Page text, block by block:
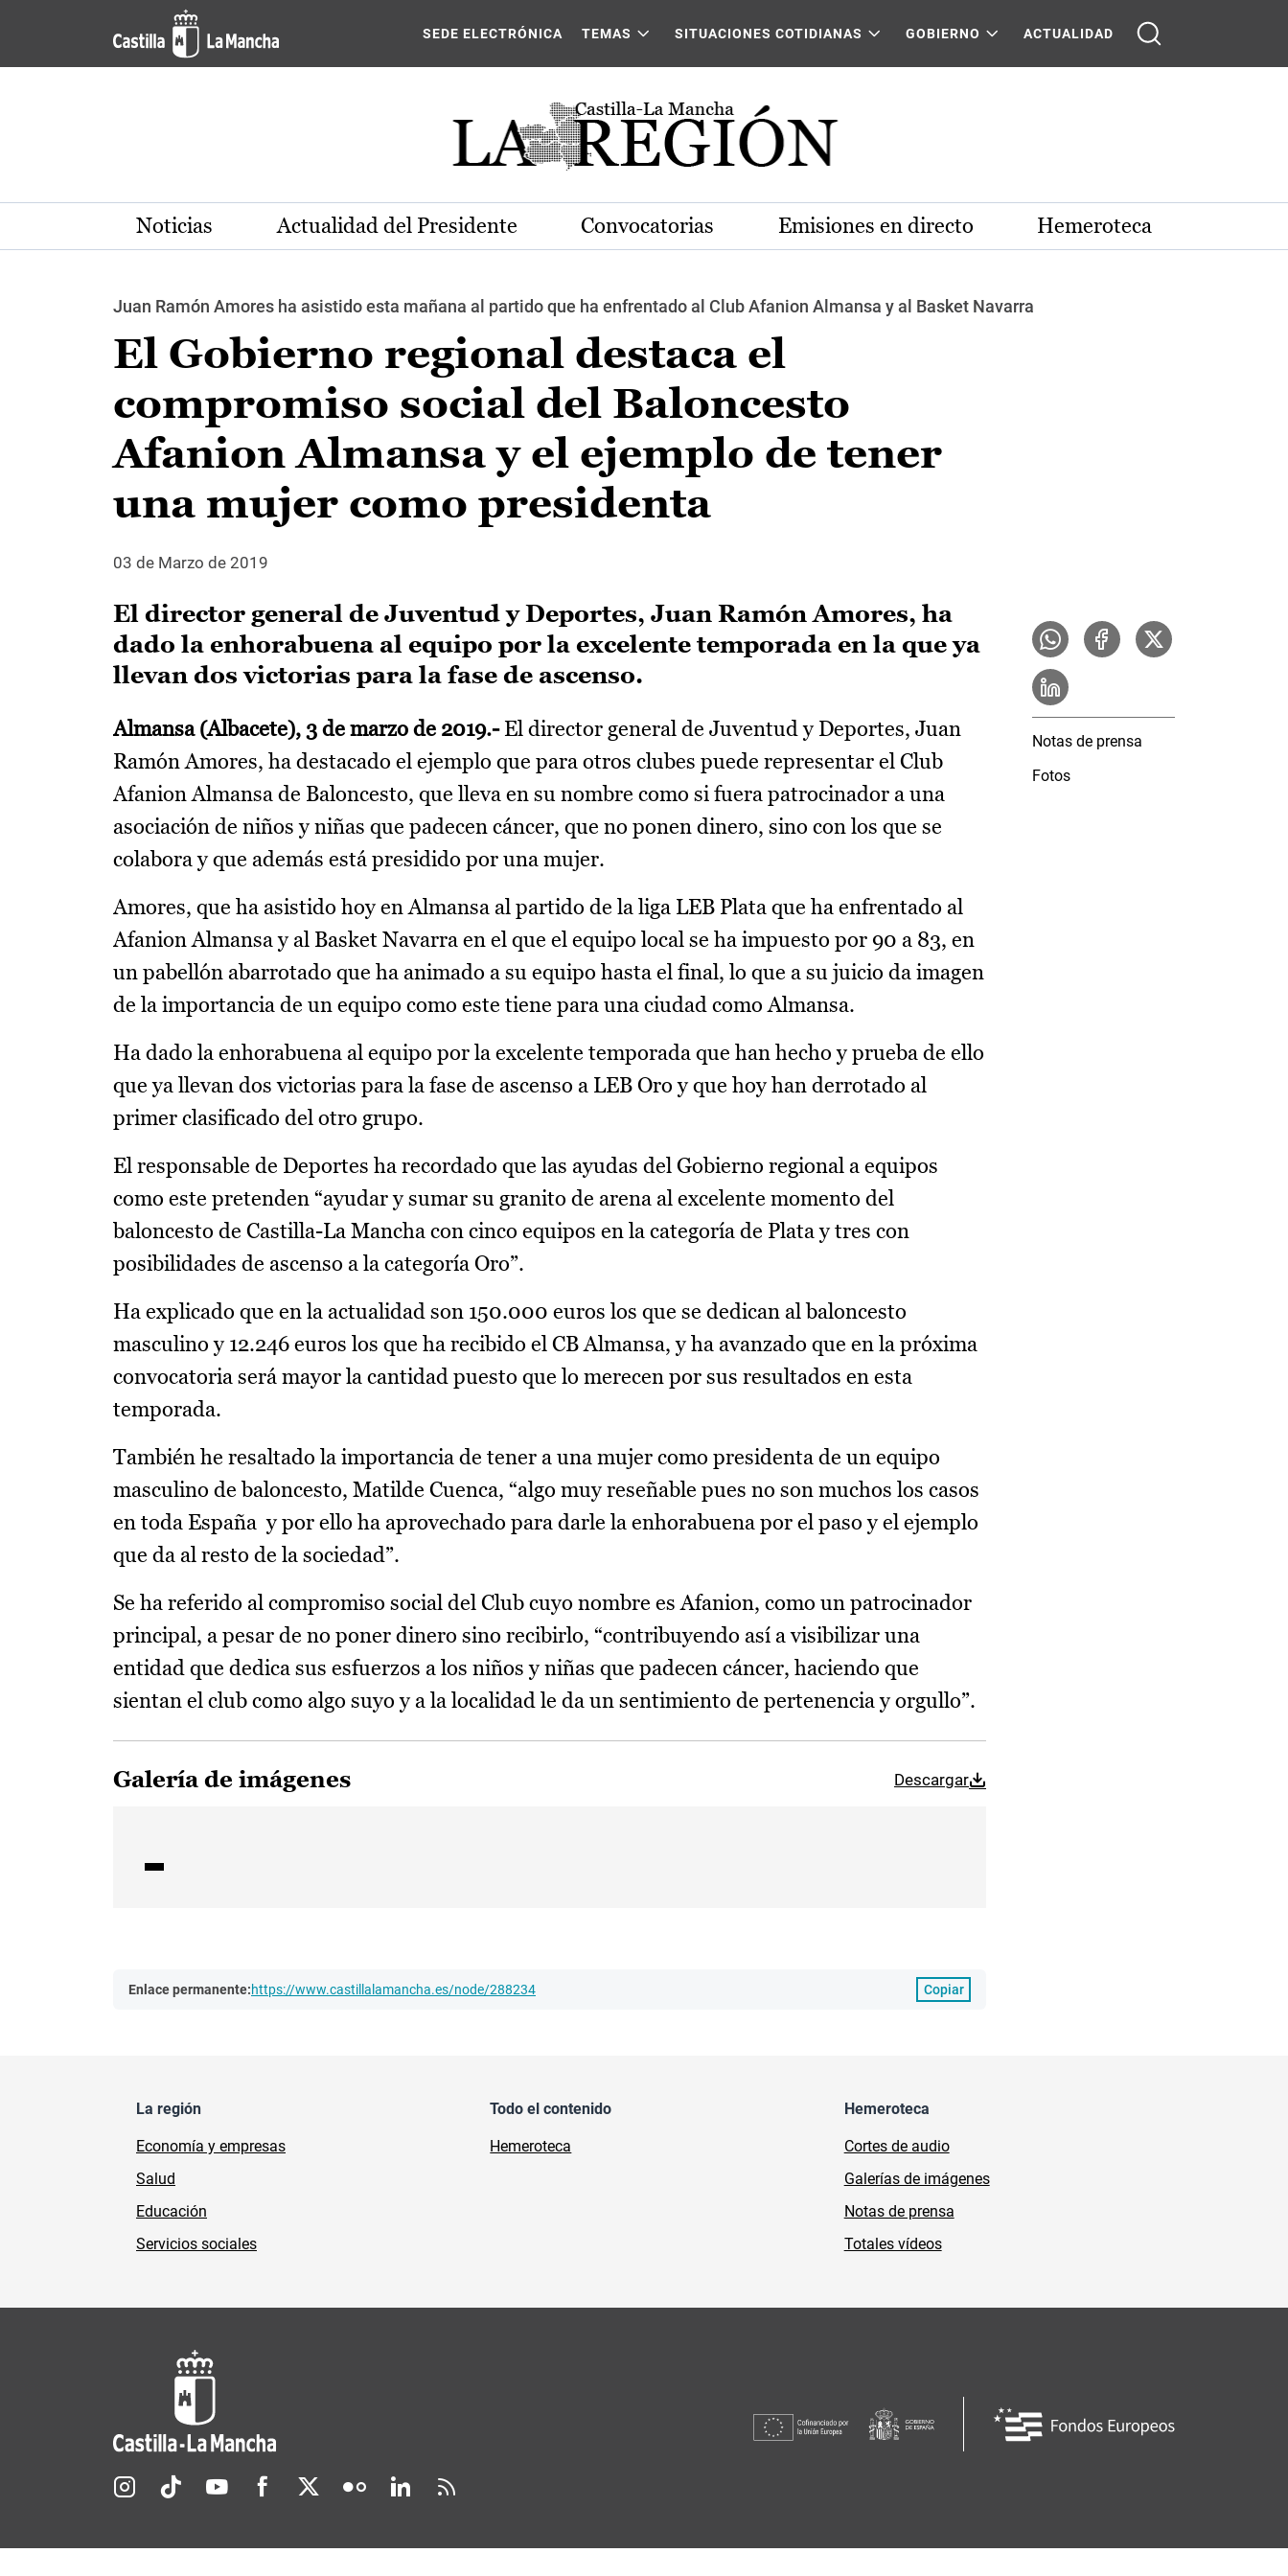
Pasar al contenido principal
SEDE ELECTRÓNICA TEMAS SITUACIONES COTIDIANAS GOBIERNO ACTUALIDAD
Noticias Actualidad del Presidente Convocatorias Emisiones en directo Hemeroteca
Juan Ramón Amores ha asistido esta mañana al partido que ha enfrentado al Club Afanion Almansa y al Basket Navarra
El Gobierno regional destaca el
compromiso social del Baloncesto
Afanion Almansa y el ejemplo de tener
una mujer como presidenta
03 de Marzo de 2019
El director general de Juventud y Deportes, Juan Ramón Amores, ha
dado la enhorabuena al equipo por la excelente temporada en la que ya
llevan dos victorias para la fase de ascenso.
Almansa (Albacete), 3 de marzo de 2019.- El director general de Juventud y Deportes, Juan
Ramón Amores, ha destacado el ejemplo que para otros clubes puede representar el Club
Afanion Almansa de Baloncesto, que lleva en su nombre como si fuera patrocinador a una
asociación de niños y niñas que padecen cáncer, que no ponen dinero, sino con los que se
colabora y que además está presidido por una mujer.
Amores, que ha asistido hoy en Almansa al partido de la liga LEB Plata que ha enfrentado al
Afanion Almansa y al Basket Navarra en el que el equipo local se ha impuesto por 90 a 83, en
un pabellón abarrotado que ha animado a su equipo hasta el final, lo que a su juicio da imagen
de la importancia de un equipo como este tiene para una ciudad como Almansa.
Ha dado la enhorabuena al equipo por la excelente temporada que han hecho y prueba de ello
que ya llevan dos victorias para la fase de ascenso a LEB Oro y que hoy han derrotado al
primer clasificado del otro grupo.
El responsable de Deportes ha recordado que las ayudas del Gobierno regional a equipos
como este pretenden “ayudar y sumar su granito de arena al excelente momento del
baloncesto de Castilla-La Mancha con cinco equipos en la categoría de Plata y tres con
posibilidades de ascenso a la categoría Oro”.
Ha explicado que en la actualidad son 150.000 euros los que se dedican al baloncesto
masculino y 12.246 euros los que ha recibido el CB Almansa, y ha avanzado que en la próxima
convocatoria será mayor la cantidad puesto que lo merecen por sus resultados en esta
temporada.
También he resaltado la importancia de tener a una mujer como presidenta de un equipo
masculino de baloncesto, Matilde Cuenca, “algo muy reseñable pues no son muchos los casos
en toda España y por ello ha aprovechado para darle la enhorabuena por el paso y el ejemplo
que da al resto de la sociedad”.
Se ha referido al compromiso social del Club cuyo nombre es Afanion, como un patrocinador
principal, a pesar de no poner dinero sino recibirlo, “contribuyendo así a visibilizar una
entidad que dedica sus esfuerzos a los niños y niñas que padecen cáncer, haciendo que
sientan el club como algo suyo y a la localidad le da un sentimiento de pertenencia y orgullo”.
Galería de imágenes Descargar
Enlace permanente:https://www.castillalamancha.es/node/288234 Copiar
Notas de prensa
Fotos
La región
Economía y empresas
Salud
Educación
Servicios sociales
Todo el contenido
Hemeroteca
Hemeroteca
Cortes de audio
Galerías de imágenes
Notas de prensa
Totales vídeos
Redes sociales JCCM